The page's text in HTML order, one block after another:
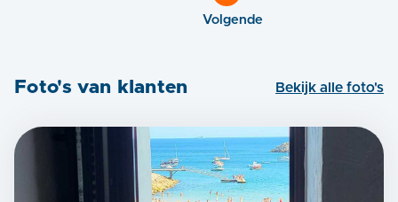
Volgende
Foto's van klanten Bekijk alle foto's